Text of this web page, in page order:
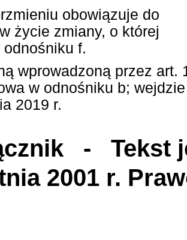
obowiązuje do
życie zmiany, o której
odnośniku f.
wprowadzoną przez art.
w odnośniku b;
2019 r.
- Tekst
2001 r.